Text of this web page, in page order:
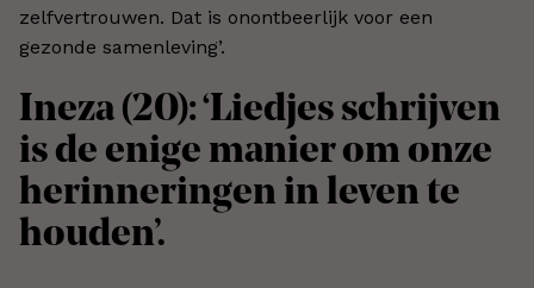
zelfvertrouwen. Dat is onontbeerlijk voor een
gezonde samenleving’.
Ineza (20): ‘Liedjes schrijven
is de enige manier om onze
herinneringen in leven te
houden’.